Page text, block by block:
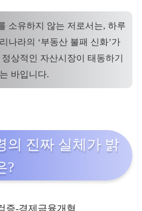
소유하지 않는 저로서는, 하루
나라의 ‘부동산 불패 신화’가
상적인 자산시장이 태동하기
바입니다.
의 진짜 실체가 밝
?